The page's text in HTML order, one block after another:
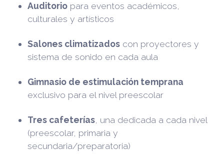
Auditorio para eventos académicos,
culturales y artísticos
Salones climatizados con proyectores y
sistema de sonido en cada aula
Gimnasio de estimulación temprana
exclusivo para el nivel preescolar
Tres cafeterías , una dedicada a cada nivel
(preescolar, primaria y
secundaria/preparatoria)